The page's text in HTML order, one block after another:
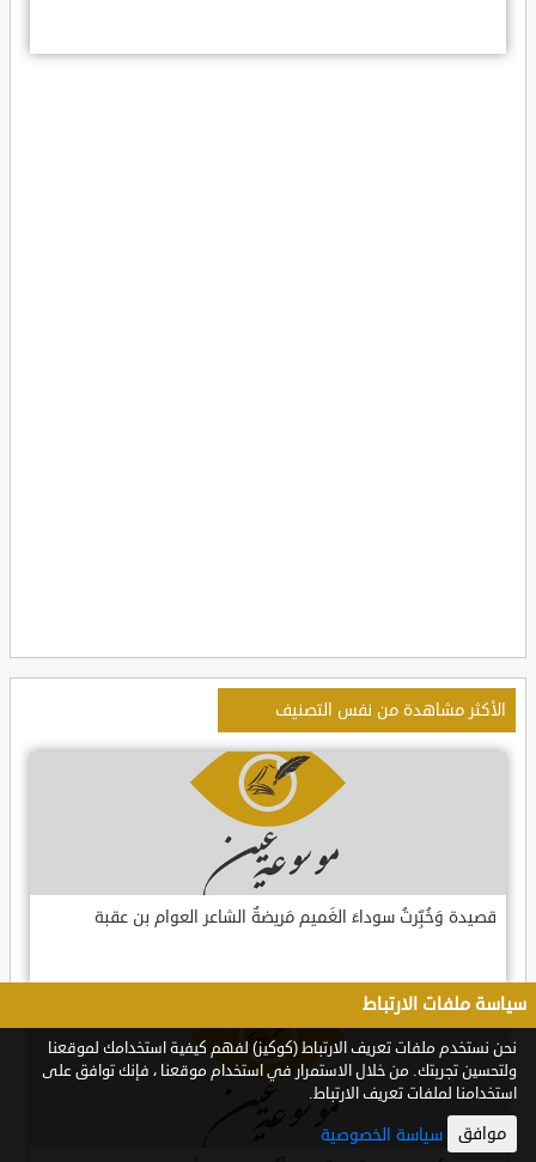
الأكثر مشاهدة من نفس التصنيف
قصيدة وَخُبِّرتُ سوداءَ الغَميم مَريضةٌ الشاعر العوام بن عقبة
سياسة ملفات الارتباط
نحن نستخدم ملفات تعريف الارتباط (كوكيز) لفهم كيفية استخدامك لموقعنا
ولتحسين تجربتك. من خلال الاستمرار في استخدام موقعنا ، فإنك توافق على
استخدامنا لملفات تعريف الارتباط.
موافق سياسة الخصوصية